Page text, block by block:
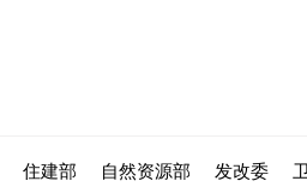
住建部 自然资源部 发改委